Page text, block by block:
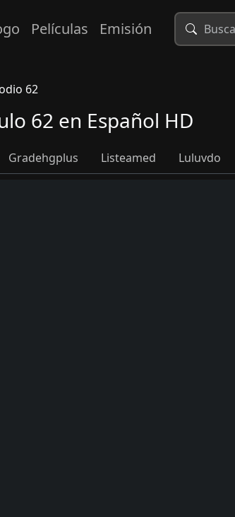
Películas Emisión
62
62 en Español HD
Gradehgplus Listeamed Luluvdo